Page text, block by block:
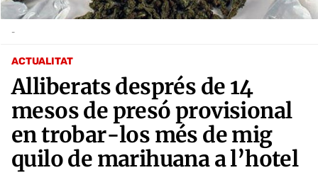
ACTUALITAT
Alliberats després de 14
mesos de presó provisional
en trobar-los més de mig
quilo de marihuana a l’hotel
-